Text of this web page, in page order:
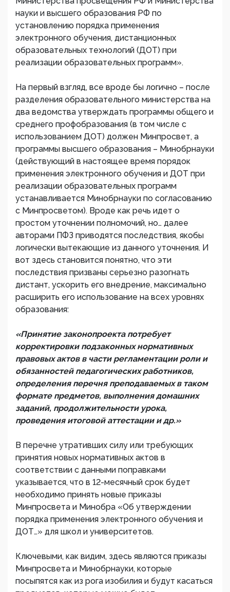
науки и высшего образования РФ по
установлению порядка применения
электронного обучения, дистанционных
образовательных технологий (ДОТ) при
реализации образовательных программ».
На первый взгляд, все вроде бы логично – после
разделения образовательного министерства на
два ведомства утверждать программы общего и
среднего профобразования (в том числе с
использованием ДОТ) должен Минпросвет, а
программы высшего образования – Минобрнауки
(действующий в настоящее время порядок
применения электронного обучения и ДОТ при
реализации образовательных программ
устанавливается Минобрнауки по согласованию
с Минпросветом). Вроде как речь идет о
простом уточнении полномочий, но… далее
авторами ПФЗ приводятся последствия, якобы
логически вытекающие из данного уточнения. И
вот здесь становится понятно, что эти
последствия призваны серьезно разогнать
дистант, ускорить его внедрение, максимально
расширить его использование на всех уровнях
образования:
«Принятие законопроекта потребует
корректировки подзаконных нормативных
правовых актов в части регламентации роли и
обязанностей педагогических работников,
определения перечня преподаваемых в таком
формате предметов, выполнения домашних
заданий, продолжительности урока,
проведения итоговой аттестации и др.»
В перечне утративших силу или требующих
принятия новых нормативных актов в
соответствии с данными поправками
указывается, что в 12-месячный срок будет
необходимо принять новые приказы
Минпросвета и Минобра «Об утверждении
порядка применения электронного обучения и
ДОТ…» для школ и университетов.
Ключевыми, как видим, здесь являются приказы
Минпросвета и Минобрнауки, которые
посыпятся как из рога изобилия и будут касаться